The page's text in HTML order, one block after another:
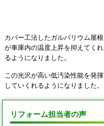
カバー工法したガルバリウム屋根
が車庫内の温度上昇を抑えてくれ
るようになりました。
この光沢が高い低汚染性能を発揮
していくれるようになりました。
リフォーム担当者の声